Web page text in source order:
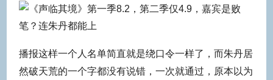
播报这样一个人名单简直就是绕口令一样了，而朱丹居
然破天荒的一个字都没有说错，一次就通过，原本以为